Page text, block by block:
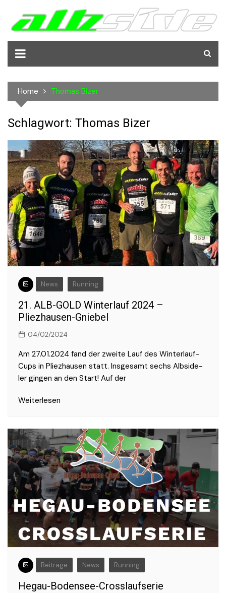
content
Home Thomas Bizer
Schlagwort: Thomas Bizer
News Running
21. ALB-GOLD Winterlauf 2024 –
Pliezhausen-Gniebel
04/02/2024
Am 27.01.2024 fand der zweite Lauf des Winterlauf-
Cups in Pliezhausen statt. Insgesamt sechs Albside-
ler gingen an den Start! Auf der
Weiterlesen
Beiträge News Running
Hegau-Bodensee-Crosslaufserie